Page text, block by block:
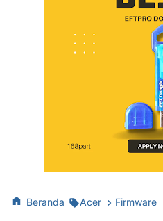
Beranda Acer Firmware